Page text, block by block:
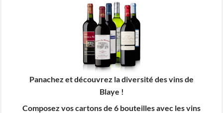
Panachez et découvrez la diversité des vins de
Blaye !
Composez vos cartons de 6 bouteilles avec les vins